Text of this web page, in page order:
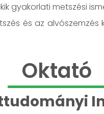
gyakorlati metszési
és az
Oktató